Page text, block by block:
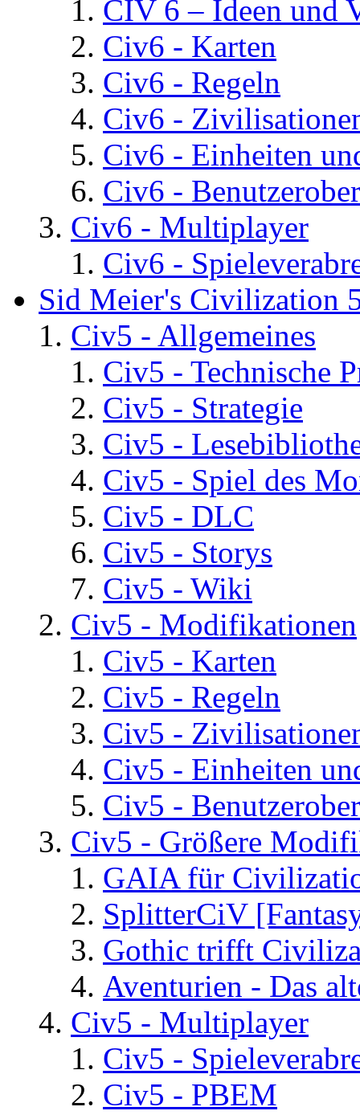
CIV 6 – Ideen und
Civ6 - Karten
Civ6 - Regeln
Civ6 -
Civ6 - Einheiten
Civ6 -
Civ6 - Multiplayer
Civ6 -
Sid Meier's Civilization
Civ5 - Allgemeines
Civ5 - Technische
Civ5 - Strategie
Civ5 -
Civ5 - Spiel des
Civ5 - DLC
Civ5 - Storys
Civ5 - Wiki
Civ5 - Modifikationen
Civ5 - Karten
Civ5 - Regeln
Civ5 -
Civ5 - Einheiten
Civ5 -
Civ5 - Größere
GAIA für
SplitterCiV
Gothic trifft
Aventurien - Das
Civ5 - Multiplayer
Civ5 -
Civ5 - PBEM